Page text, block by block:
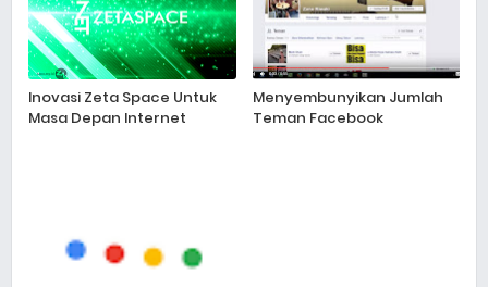
Inovasi Zeta Space Untuk
Masa Depan Internet
Menyembunyikan Jumlah
Teman Facebook